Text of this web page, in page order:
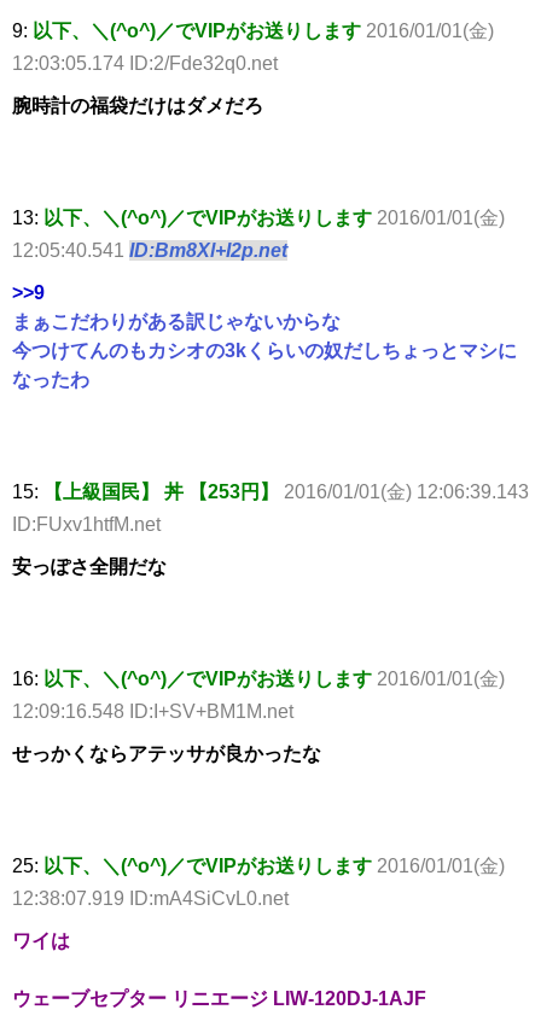
9: 以下、＼(^o^)／でVIPがお送りします 2016/01/01(金)
12:03:05.174 ID:2/Fde32q0.net
腕時計の福袋だけはダメだろ
13: 以下、＼(^o^)／でVIPがお送りします 2016/01/01(金)
12:05:40.541 ID:Bm8Xl+I2p.net
>>9
まぁこだわりがある訳じゃないからな
今つけてんのもカシオの3kくらいの奴だしちょっとマシに
なったわ
15: 【上級国民】 丼 【253円】 2016/01/01(金) 12:06:39.143
ID:FUxv1htfM.net
安っぽさ全開だな
16: 以下、＼(^o^)／でVIPがお送りします 2016/01/01(金)
12:09:16.548 ID:I+SV+BM1M.net
せっかくならアテッサが良かったな
25: 以下、＼(^o^)／でVIPがお送りします 2016/01/01(金)
12:38:07.919 ID:mA4SiCvL0.net
ワイは
ウェーブセプター リニエージ LIW-120DJ-1AJF